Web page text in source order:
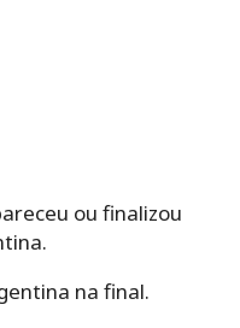
ou finalizou
na final.